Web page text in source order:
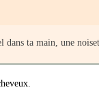
ta main, une